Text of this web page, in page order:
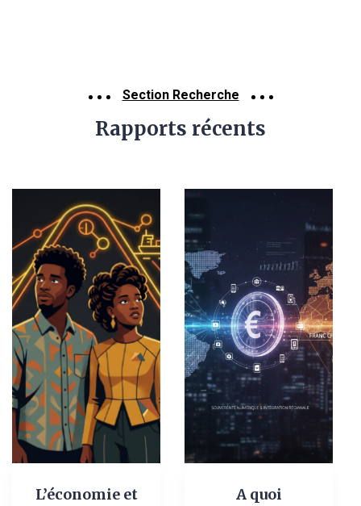
Section Recherche
Rapports récents
L’économie et
A quoi